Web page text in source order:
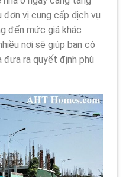
vị cung cấp dịch vụ
đến mức giá khác
nơi sẽ giúp bạn có
ra quyết định phù